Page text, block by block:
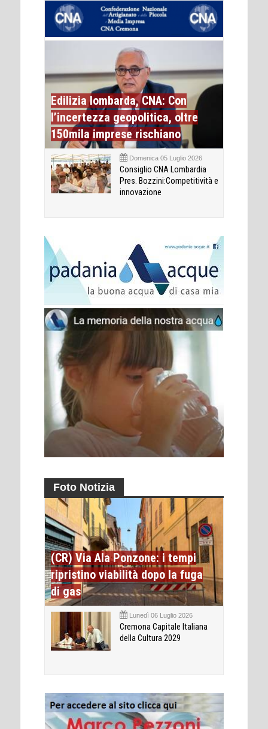
Edilizia lombarda, CNA: Con
l’incertezza geopolitica, oltre
150mila imprese rischiano
Domenica 05 Luglio 2026
Consiglio CNA Lombardia
Pres. Bozzini:Competitività e
innovazione
Foto Notizia
(CR) Via Ala Ponzone: i tempi
ripristino viabilità dopo la fuga
di gas
Lunedì 06 Luglio 2026
Cremona Capitale Italiana
della Cultura 2029